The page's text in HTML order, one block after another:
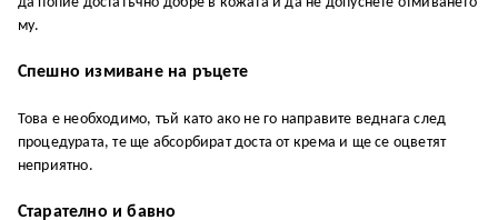
му.
Спешно измиване на ръцете
Това е необходимо, тъй като ако не го направите веднага след
процедурата, те ще абсорбират доста от крема и ще се оцветят
неприятно.
Старателно и бавно